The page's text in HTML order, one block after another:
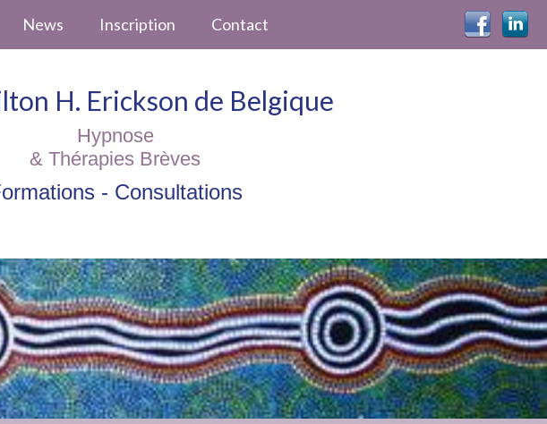
News Inscription Contact
H. Erickson de Belgique
Hypnose
& Thérapies Brèves
- Consultations